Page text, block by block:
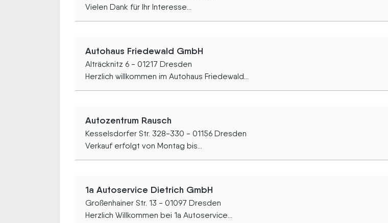
Vielen Dank für Ihr Interesse...
Autohaus Friedewald GmbH
Alträcknitz 6 - 01217 Dresden
Herzlich willkommen im Autohaus Friedewald...
Autozentrum Rausch
Kesselsdorfer Str. 328-330 - 01156 Dresden
Verkauf erfolgt von Montag bis...
1a Autoservice Dietrich GmbH
Großenhainer Str. 13 - 01097 Dresden
Herzlich Willkommen bei 1a Autoservice...